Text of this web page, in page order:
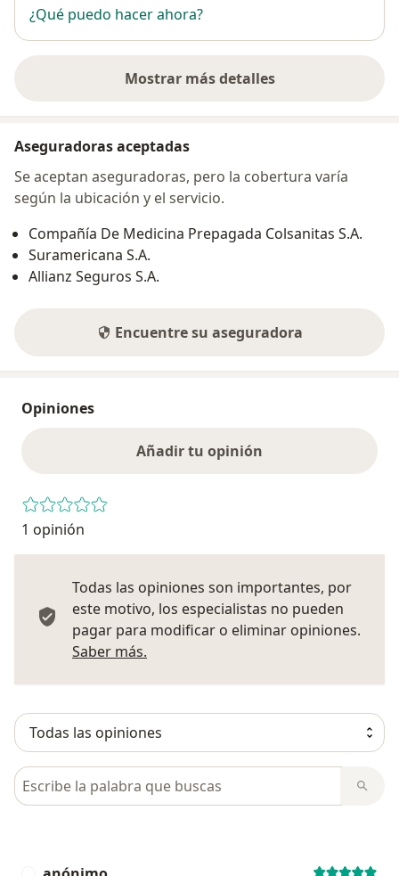
¿Qué puedo hacer ahora?
Mostrar más detalles
sobre la dirección
Aseguradoras aceptadas
Se aceptan aseguradoras, pero la cobertura varía
según la ubicación y el servicio.
Compañía De Medicina Prepagada Colsanitas S.A.
Suramericana S.A.
Allianz Seguros S.A.
Encuentre su aseguradora
Opiniones
Añadir tu opinión
1 opinión
Todas las opiniones son importantes, por
este motivo, los especialistas no pueden
pagar para modificar o eliminar opiniones.
Saber más.
Busca en opiniones